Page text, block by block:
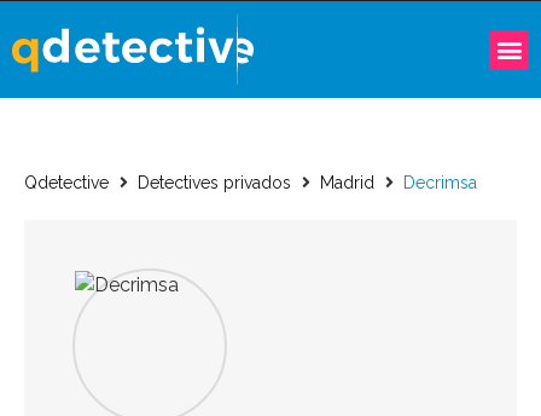
Qdetective Detectives privados Madrid Decrimsa